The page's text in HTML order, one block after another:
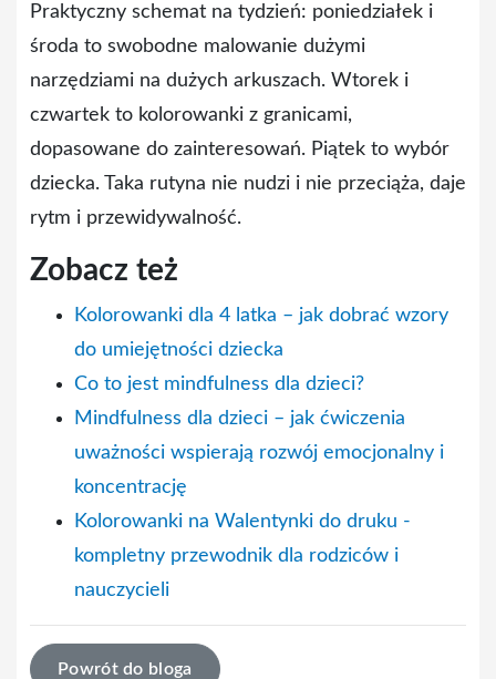
Praktyczny schemat na tydzień: poniedziałek i
środa to swobodne malowanie dużymi
narzędziami na dużych arkuszach. Wtorek i
czwartek to kolorowanki z granicami,
dopasowane do zainteresowań. Piątek to wybór
dziecka. Taka rutyna nie nudzi i nie przeciąża, daje
rytm i przewidywalność.
Zobacz też
Kolorowanki dla 4 latka – jak dobrać wzory
do umiejętności dziecka
Co to jest mindfulness dla dzieci?
Mindfulness dla dzieci – jak ćwiczenia
uważności wspierają rozwój emocjonalny i
koncentrację
Kolorowanki na Walentynki do druku -
kompletny przewodnik dla rodziców i
nauczycieli
Powrót do bloga